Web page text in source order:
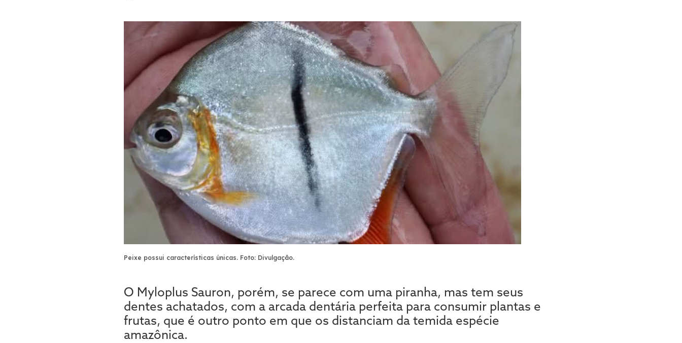
Peixe possui características únicas. Foto: Divulgação.
O Myloplus Sauron, porém, se parece com uma piranha, mas tem seus
dentes achatados, com a arcada dentária perfeita para consumir plantas e
frutas, que é outro ponto em que os distanciam da temida espécie
amazônica.